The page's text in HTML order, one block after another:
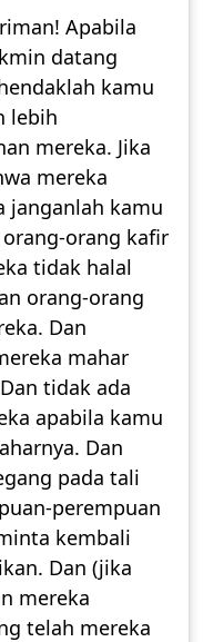
Apabila
datang
kamu
lebih
mereka. Jika
mereka
janganlah kamu
orang kafir
tidak halal
orang-orang
Dan
mahar
tidak ada
apabila kamu
Dan
pada tali
perempuan
kembali
Dan (jika
mereka
telah mereka